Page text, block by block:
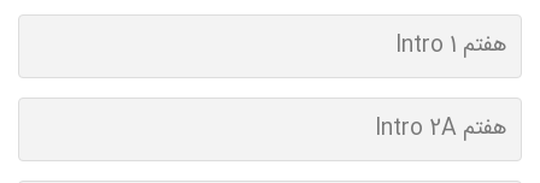
هفتم Intro 1
هفتم Intro 2A